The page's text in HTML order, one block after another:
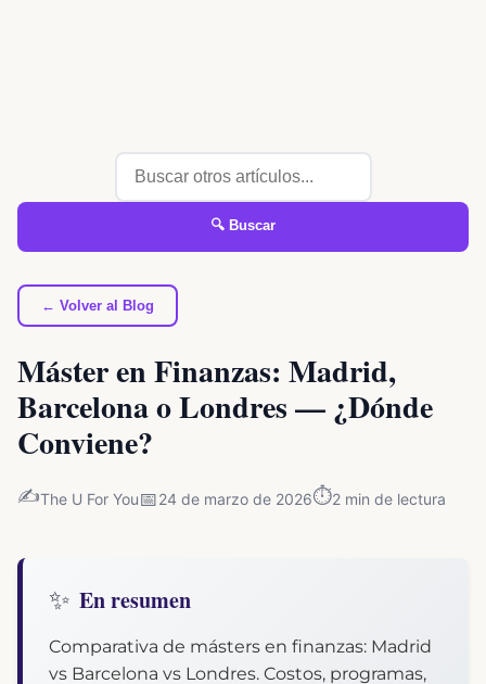
🔍 Buscar
← Volver al Blog
Máster en Finanzas: Madrid,
Barcelona o Londres — ¿Dónde
Conviene?
✍️The U For You📅24 de marzo de 2026⏱️2 min de lectura
✨ En resumen
Comparativa de másters en finanzas: Madrid
vs Barcelona vs Londres. Costos, programas,